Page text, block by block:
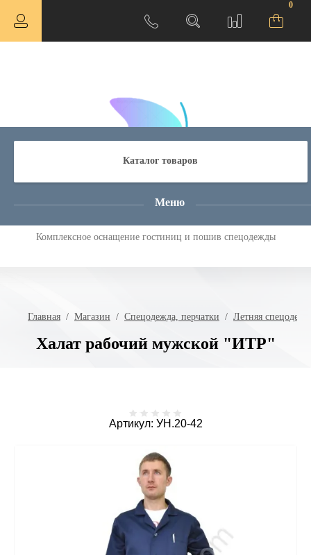
0
Атмосфера Комфорта
Комплексное оснащение гостиниц и пошив спецодежды
Главная
  /
Магазин
  /
Спецодежда, перчатки
  /
Летняя
Халат рабочий мужской "ИТР"
Каталог товаров
Меню
Артикул: УН.20-42